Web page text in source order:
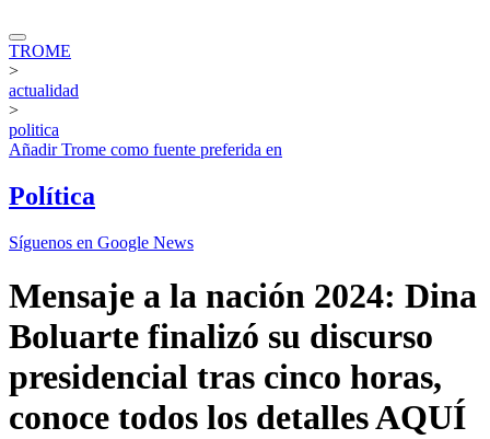
TROME
>
actualidad
>
politica
AñadirTrome como fuente preferida en
Política
Síguenos en Google News
Mensaje a la nación 2024: Dina
Boluarte finalizó su discurso
presidencial tras cinco horas,
conoce todos los detalles AQUÍ